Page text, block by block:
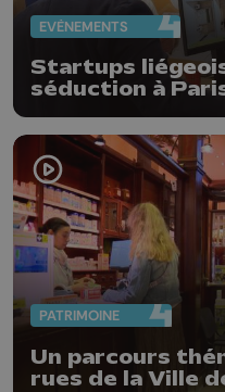
EVÈNEMENTS
Startups
séduction à
PATRIMOINE
Un parcours
rues de la Ville